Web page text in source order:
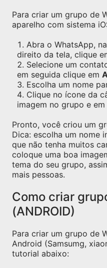
Para criar um grupo de
aparelho com sistema
Abra o WhatsApp,
direito da tela, clique
Selecione um
em seguida clique em
Escolha um nome
Clique no ícone da
imagem no grupo e
Pronto, você criou um
Dica: escolha um nome
que não tenha muitos
coloque uma boa
tema do seu grupo,
mais pessoas.
Como criar
(ANDROID)
Para criar um grupo de
Android (Samsumg,
tutorial abaixo: